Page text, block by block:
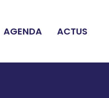
AGENDA ACTUS